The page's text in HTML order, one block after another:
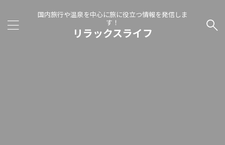
国内旅行や温泉を中心に旅に役立つ情報を発信しま
す！
リラックスライフ